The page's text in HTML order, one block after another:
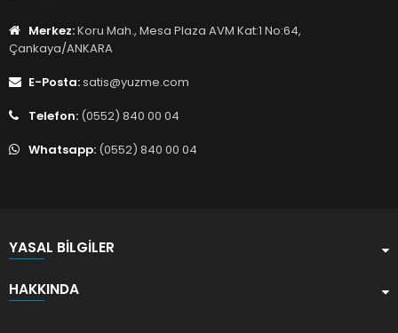
Merkez:Koru Mah., Mesa Plaza AVM Kat:1 No:64,
Çankaya/ANKARA
E-Posta:satis@yuzme.com
Telefon: (0552) 840 00 04
Whatsapp: (0552) 840 00 04
YASAL BILGILER
HAKKINDA